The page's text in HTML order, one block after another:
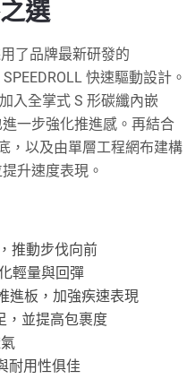
選
了品牌最新研發的
快速驅動設計。
入全掌式 S 形碳纖內嵌
一步強化推進感。再結合
，以及由單層工程網布建構
升速度表現。
推動步伐向前
輕量與回彈
進板，加強疾速表現
，並提高包裹度
耐用性俱佳